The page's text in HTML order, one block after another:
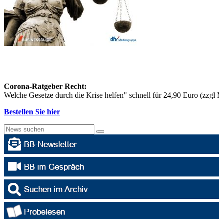
Corona-Ratgeber Recht:
Welche Gesetze durch die Krise helfen" schnell für 24,90 Euro (zzgl
Bestellen Sie hier